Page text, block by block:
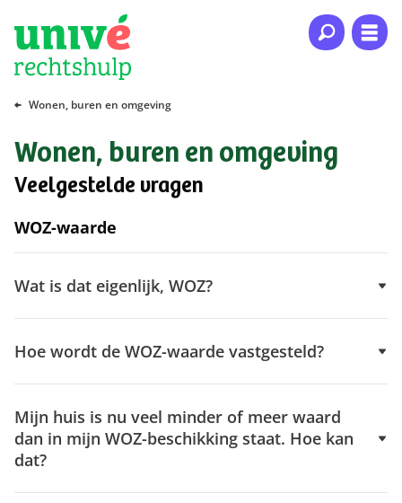
Naar hoofdinhoud
Naar hoofdnavigatie
Naar footer
Wonen, buren en omgeving
Wonen, buren en omgeving
Veelgestelde vragen
WOZ-waarde
Wat is dat eigenlijk, WOZ?
Hoe wordt de WOZ-waarde vastgesteld?
Mijn huis is nu veel minder of meer waard
dan in mijn WOZ-beschikking staat. Hoe kan
dat?